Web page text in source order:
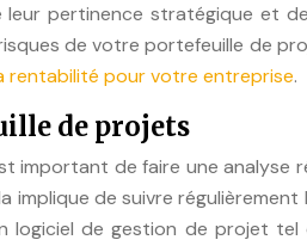
pertinence stratégique et
de votre portefeuille de
rentabilité pour votre entreprise.
de projets
important de faire une analyse
de suivre
logiciel de gestion de projet tel